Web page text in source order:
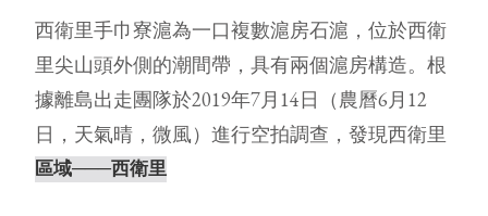
西衛里手巾寮滬為一口複數滬房石滬，位於西衛
里尖山頭外側的潮間帶，具有兩個滬房構造。根
據離島出走團隊於2019年7月14日（農曆6月12
日，天氣晴，微風）進行空拍調查，發現西衛里
手巾寮滬的滬體結構完整。⋯
區域───西衛里